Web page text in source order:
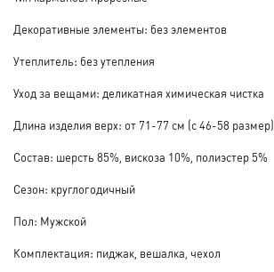
Декоративные элементы: без элементов
Утеплитель: без утепления
Уход за вещами: деликатная химическая чистка
Длина изделия верх: от 71-77 см (с 46-58 размер)
Состав: шерсть 85%, вискоза 10%, полиэстер 5%
Сезон: круглогодичный
Пол: Мужской
Комплектация: пиджак, вешалка, чехол